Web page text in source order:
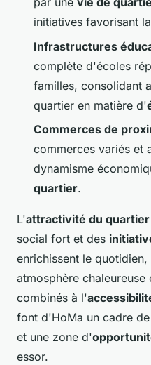
initiatives favorisant
Infrastructures
complète d'écoles
familles, consolidant
quartier en matière d'
Commerces de
commerces variés et
dynamisme
quartier.
L'attractivité du quartier
social fort et des
enrichissent le
atmosphère
combinés à l'
font d'HoMa un cadre
et une zone d'
essor.